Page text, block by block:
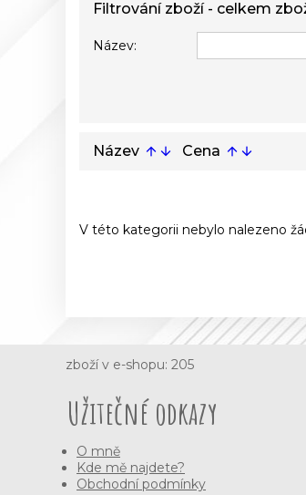
Filtrování zboží - celkem
Název:
Název arrow_upward arrow_downward Cena arrow_upward arrow_downward
V této kategorii nebylo nalezeno
zboží v e-shopu: 205
Užitečné odkazy
O mně
Kde mě najdete?
Obchodní podmínky